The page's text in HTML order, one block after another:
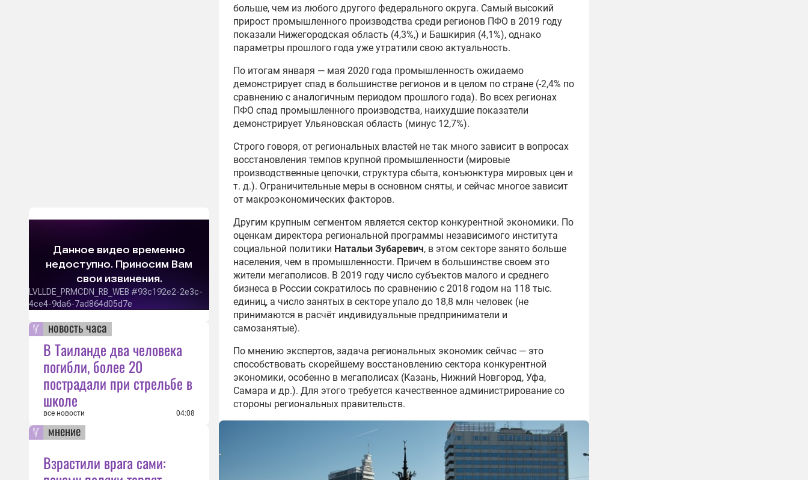
новость часа
В Таиланде два человека
погибли, более 20
пострадали при стрельбе в
школе
все новости 04:08
мнение
Взрастили врага сами:
больше, чем из любого другого федерального округа. Самый высокий
прирост промышленного производства среди регионов ПФО в 2019 году
показали Нижегородская область (4,3%,) и Башкирия (4,1%), однако
параметры прошлого года уже утратили свою актуальность.
По итогам января — мая 2020 года промышленность ожидаемо
демонстрирует спад в большинстве регионов и в целом по стране (-2,4% по
сравнению с аналогичным периодом прошлого года). Во всех регионах
ПФО спад промышленного производства, наихудшие показатели
демонстрирует Ульяновская область (минус 12,7%).
Строго говоря, от региональных властей не так много зависит в вопросах
восстановления темпов крупной промышленности (мировые
производственные цепочки, структура сбыта, конъюнктура мировых цен и
т. д.). Ограничительные меры в основном сняты, и сейчас многое зависит
от макроэкономических факторов.
Другим крупным сегментом является сектор конкурентной экономики. По
оценкам директора региональной программы независимого института
социальной политики Натальи Зубаревич, в этом секторе занято больше
населения, чем в промышленности. Причем в большинстве своем это
жители мегаполисов. В 2019 году число субъектов малого и среднего
бизнеса в России сократилось по сравнению с 2018 годом на 118 тыс.
единиц, а число занятых в секторе упало до 18,8 млн человек (не
принимаются в расчёт индивидуальные предприниматели и
самозанятые).
По мнению экспертов, задача региональных экономик сейчас — это
способствовать скорейшему восстановлению сектора конкурентной
экономики, особенно в мегаполисах (Казань, Нижний Новгород, Уфа,
Самара и др.). Для этого требуется качественное администрирование со
стороны региональных правительств.